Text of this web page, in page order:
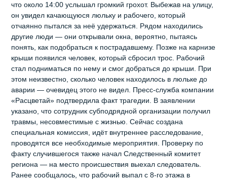
что около 14:00 услышал громкий грохот. Выбежав на улицу,
он увидел качающуюся люльку и рабочего, который
отчаянно пытался за неё удержаться. Рядом находились
другие люди — они открывали окна, вероятно, пытаясь
понять, как подобраться к пострадавшему. Позже на карнизе
крыши появился человек, который сбросил трос. Рабочий
стал подниматься по нему и смог добраться до крыши. При
этом неизвестно, сколько человек находилось в люльке до
аварии — очевидец этого не видел. Пресс‑служба компании
«Расцветай» подтвердила факт трагедии. В заявлении
указано, что сотрудник субподрядной организации получил
травмы, несовместимые с жизнью. Сейчас создана
специальная комиссия, идёт внутреннее расследование,
проводятся все необходимые мероприятия. Проверку по
факту случившегося также начал Следственный комитет
региона — на место происшествия выехал следователь.
Ранее сообщалось, что рабочий выпал с 8‑го этажа в